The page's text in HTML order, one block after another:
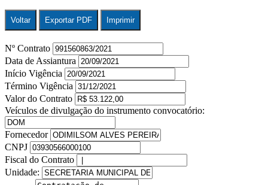
Voltar Exportar PDF Imprimir
Nº Contrato
Data de Assiantura
Início Vigência
Término Vigência
Valor do Contrato
Veículos de divulgação do instrumento convocatório:
Fornecedor
CNPJ
Fiscal do Contrato
Unidade: